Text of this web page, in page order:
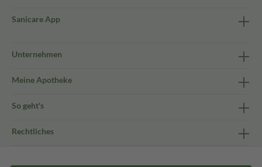
Sanicare App
Unternehmen
Meine Apotheke
So geht's
Rechtliches